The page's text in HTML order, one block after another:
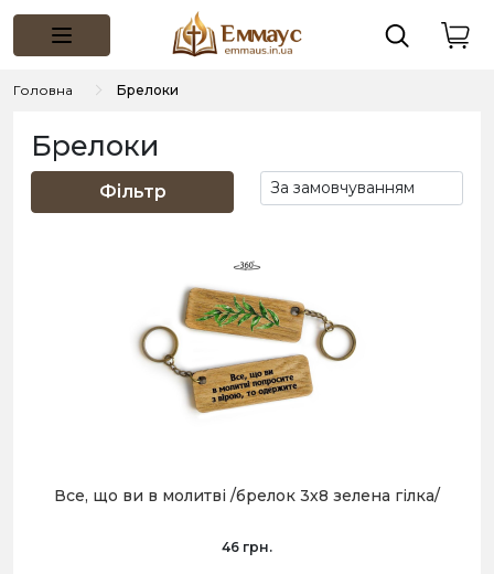
Головна Брелоки
Брелоки
Фільтр
Все, що ви в молитві /брелок 3х8 зелена гілка/
46 грн.